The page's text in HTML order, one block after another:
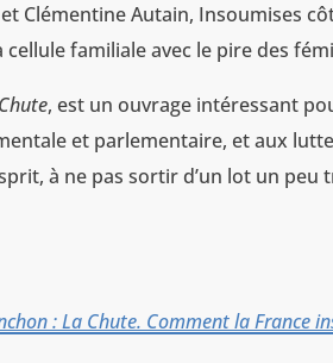
Clémentine Autain, Insoumises
familiale avec le pire des
, est un ouvrage intéressant
et parlementaire, et aux
à ne pas sortir d’un lot un
: La Chute. Comment la France